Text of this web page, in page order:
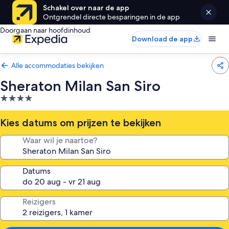
Schakel over naar de app
Ontgrendel directe besparingen in de app
Doorgaan naar hoofdinhoud
Download de app
Alle accommodaties bekijken
Sheraton Milan San Siro
4.0-
sterrenaccommodatie
Kies datums om prijzen te bekijken
Waar wil je naartoe?
Datums
Reizigers